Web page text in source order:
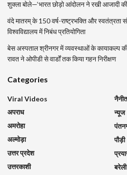
शुक्ला बोले—‘भारत छोड़ो आंदोलन ने रखी आजादी
वंदे मातरम् के 150 वर्ष-राष्ट्रभक्ति और स्वतंत्रता
विश्वविद्यालय में निबंध प्रतियोगिता
बेस अस्पताल श्रीनगर में व्यवस्थाओं के कायाकल्प
रावत ने ओपीडी से वार्डों तक किया गहन निरीक्षण
Categories
Viral Videos
अपराध
अमरोहा
अल्मोड़ा
उत्तर प्रदेश
उत्तरकाशी
न्यूज
पौड़ी
बरेली